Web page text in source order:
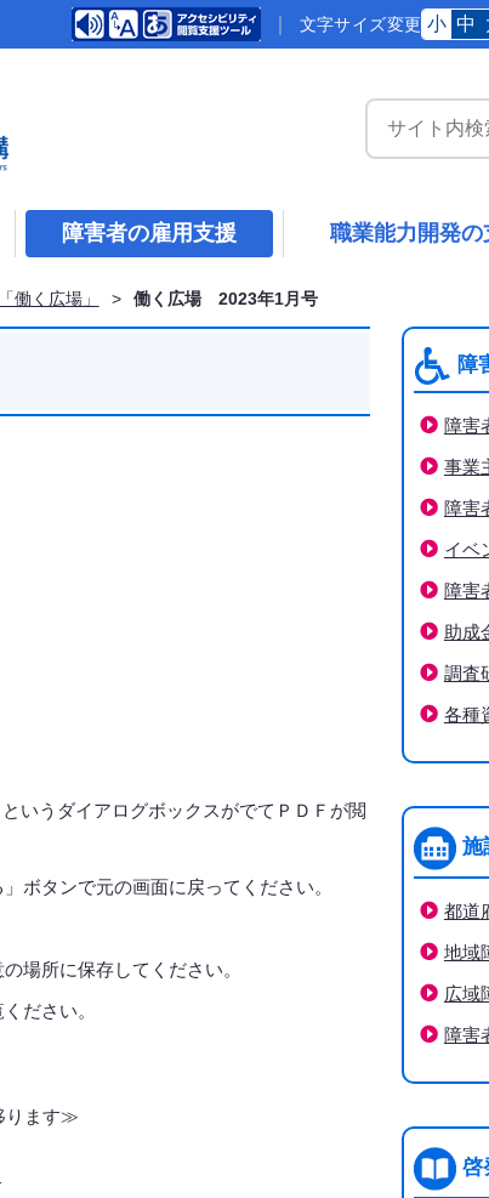
文字サイズ変更 小 中
サイト内検索
障害者の雇用支援 職業能力開発の
働く広場」 > 働く広場 2023年1月号
いうダイアログボックスがでてＰＤＦが閲
ボタンで元の画面に戻ってください。
場所に保存してください。
ださい。
ります≫
障
障害
事業
障害
イベ
障害
助成
調査
各種
施
都道
地域
広域
障害
啓